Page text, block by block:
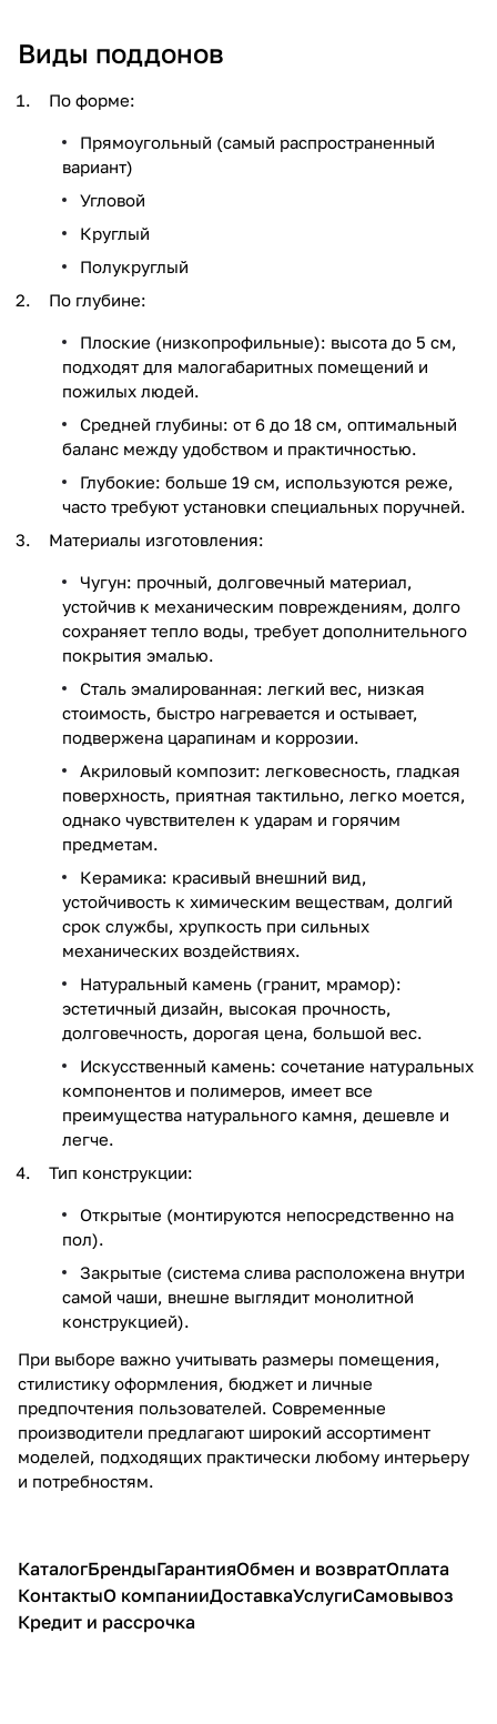
Виды поддонов
По форме:
Прямоугольный (самый распространенный
вариант)
Угловой
Круглый
Полукруглый
По глубине:
Плоские (низкопрофильные): высота до 5 см,
подходят для малогабаритных помещений и
пожилых людей.
Средней глубины: от 6 до 18 см, оптимальный
баланс между удобством и практичностью.
Глубокие: больше 19 см, используются реже,
часто требуют установки специальных поручней.
Материалы изготовления:
Чугун: прочный, долговечный материал,
устойчив к механическим повреждениям, долго
сохраняет тепло воды, требует дополнительного
покрытия эмалью.
Сталь эмалированная: легкий вес, низкая
стоимость, быстро нагревается и остывает,
подвержена царапинам и коррозии.
Акриловый композит: легковесность, гладкая
поверхность, приятная тактильно, легко моется,
однако чувствителен к ударам и горячим
предметам.
Керамика: красивый внешний вид,
устойчивость к химическим веществам, долгий
срок службы, хрупкость при сильных
механических воздействиях.
Натуральный камень (гранит, мрамор):
эстетичный дизайн, высокая прочность,
долговечность, дорогая цена, большой вес.
Искусственный камень: сочетание натуральных
компонентов и полимеров, имеет все
преимущества натурального камня, дешевле и
легче.
Тип конструкции:
Открытые (монтируются непосредственно на
пол).
Закрытые (система слива расположена внутри
самой чаши, внешне выглядит монолитной
конструкцией).
При выборе важно учитывать размеры помещения,
стилистику оформления, бюджет и личные
предпочтения пользователей. Современные
производители предлагают широкий ассортимент
моделей, подходящих практически любому интерьеру
и потребностям.
КаталогБрендыГарантияОбмен и возвратОплата
КонтактыО компанииДоставкаУслугиСамовывоз
Кредит и рассрочка